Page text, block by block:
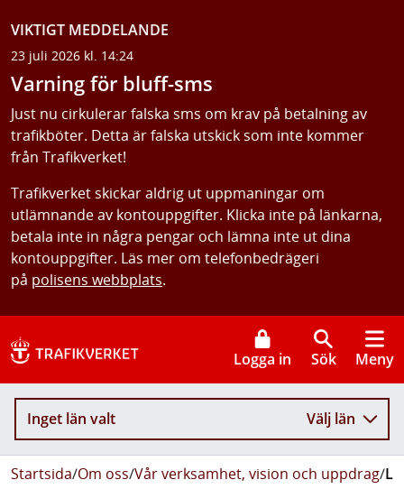
VIKTIGT MEDDELANDE
23 juli 2026 kl. 14:24
Varning för bluff-sms
Just nu cirkulerar falska sms om krav på betalning av
trafikböter. Detta är falska utskick som inte kommer
från Trafikverket!
Trafikverket skickar aldrig ut uppmaningar om
utlämnande av kontouppgifter. Klicka inte på länkarna,
betala inte in några pengar och lämna inte ut dina
kontouppgifter. Läs mer om telefonbedrägeri
på polisens webbplats.
Logga in Sök Meny
Inget län valt Välj län
Startsida/Om oss/Vår verksamhet, vision och uppdrag/